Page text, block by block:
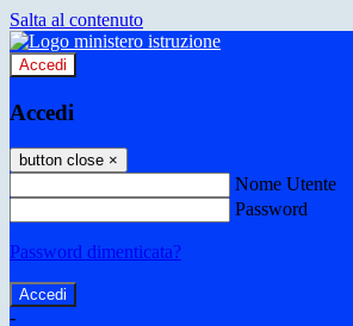
Salta al contenuto
Accedi
Accedi
button close ×
Nome Utente
Password
Password dimenticata?
-